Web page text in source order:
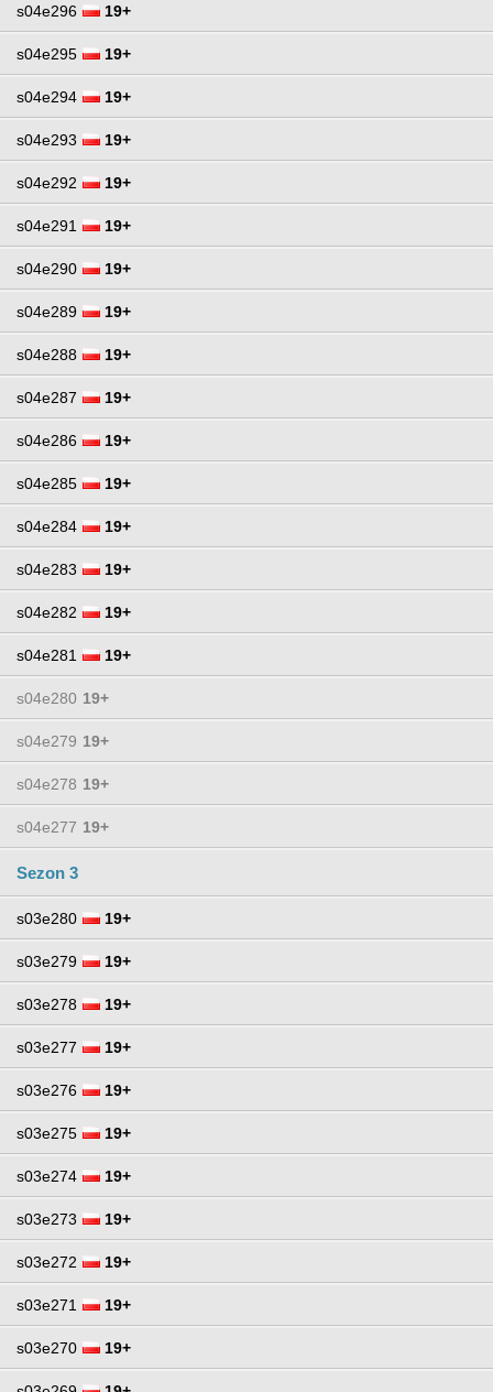
s04e296 19+
s04e295 19+
s04e294 19+
s04e293 19+
s04e292 19+
s04e291 19+
s04e290 19+
s04e289 19+
s04e288 19+
s04e287 19+
s04e286 19+
s04e285 19+
s04e284 19+
s04e283 19+
s04e282 19+
s04e281 19+
s04e280 19+
s04e279 19+
s04e278 19+
s04e277 19+
Sezon 3
s03e280 19+
s03e279 19+
s03e278 19+
s03e277 19+
s03e276 19+
s03e275 19+
s03e274 19+
s03e273 19+
s03e272 19+
s03e271 19+
s03e270 19+